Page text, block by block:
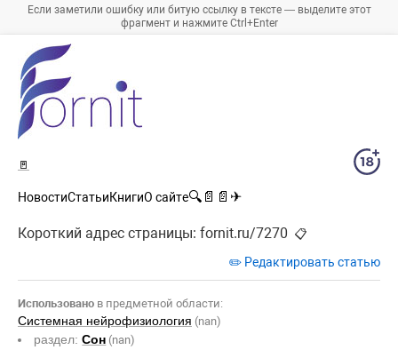
Если заметили ошибку или битую ссылку в тексте — выделите этот
фрагмент и нажмите Ctrl+Enter
🚪
НовостиСтатьиКнигиО сайте🔍 📄 📄 ✈
Короткий адрес страницы: fornit.ru/7270 📋
✏️ Редактировать статью
Использовано в предметной области:
Системная нейрофизиология (nan)
раздел:Сон (nan)